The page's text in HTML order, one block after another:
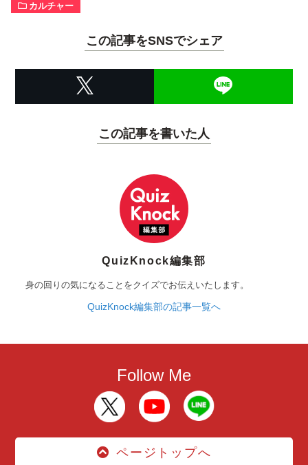
カルチャー
この記事をSNSでシェア
この記事を書いた人
QuizKnock編集部
身の回りの気になることをクイズでお伝えいたします。
QuizKnock編集部の記事一覧へ
Follow Me
ページトップへ